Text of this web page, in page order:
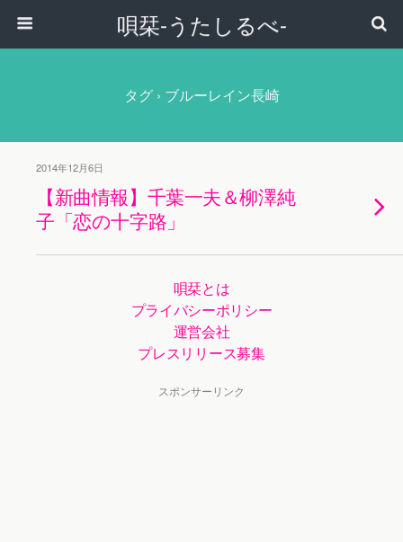
唄栞-うたしるべ-
タグ › ブルーレイン長崎
2014年12月6日
【新曲情報】千葉一夫＆柳澤純
子「恋の十字路」
唄栞とは
プライバシーポリシー
運営会社
プレスリリース募集
スポンサーリンク